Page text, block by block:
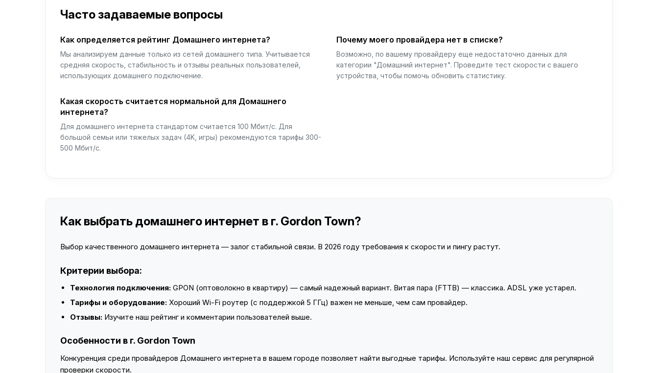
Часто задаваемые вопросы
Как определяется рейтинг Домашнего интернета?
Мы анализируем данные только из сетей домашнего типа. Учитывается
средняя скорость, стабильность и отзывы реальных пользователей,
использующих домашнего подключение.
Почему моего провайдера нет в списке?
Возможно, по вашему провайдеру еще недостаточно данных для
категории "Домашний интернет". Проведите тест скорости с вашего
устройства, чтобы помочь обновить статистику.
Какая скорость считается нормальной для Домашнего
интернета?
Для домашнего интернета стандартом считается 100 Мбит/с. Для
большой семьи или тяжелых задач (4K, игры) рекомендуются тарифы 300-
500 Мбит/с.
Как выбрать домашнего интернет в г. Gordon Town?
Выбор качественного домашнего интернета — залог стабильной связи. В 2026 году требования к скорости и пингу растут.
Критерии выбора:
Технология подключения: GPON (оптоволокно в квартиру) — самый надежный вариант. Витая пара (FTTB) — классика. ADSL уже устарел.
Тарифы и оборудование: Хороший Wi-Fi роутер (с поддержкой 5 ГГц) важен не меньше, чем сам провайдер.
Отзывы: Изучите наш рейтинг и комментарии пользователей выше.
Особенности в г. Gordon Town
Конкуренция среди провайдеров Домашнего интернета в вашем городе позволяет найти выгодные тарифы. Используйте наш сервис для регулярной
проверки скорости.